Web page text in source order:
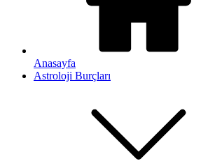
Anasayfa
Astroloji Burçları